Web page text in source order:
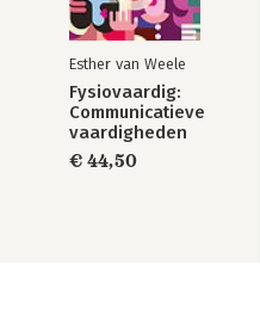
Esther van Weele
Fysiovaardig:
Communicatieve
vaardigheden
€ 44,50